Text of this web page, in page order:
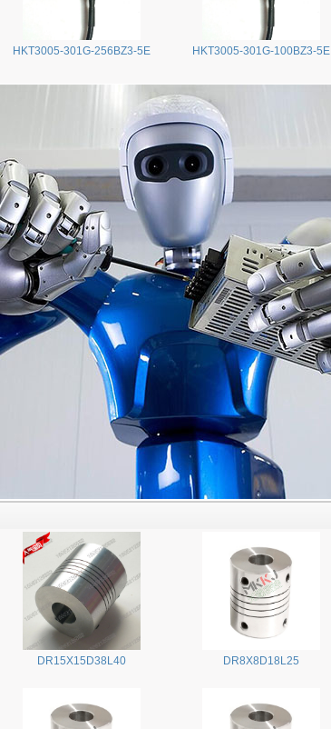
HKT3005-301G-256BZ3-5E HKT3005-301G-100BZ3-5E
DR15X15D38L40 DR8X8D18L25